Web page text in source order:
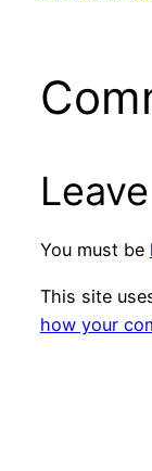
You must be
This site
how your